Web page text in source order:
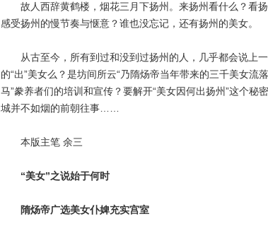
故人西辞黄鹤楼，烟花三月下扬州。来扬州看什么？看扬
感受扬州的慢节奏与惬意？谁也没忘记，还有扬州的美女。
从古至今，所有到过和没到过扬州的人，几乎都会说上
的“出”美女么？是坊间所云“乃隋炀帝当年带来的三千美女流
马”豢养者们的培训和宣传？要解开“美女因何出扬州”这个秘
城并不如烟的前朝往事……
本版主笔 余三
“美女”之说始于何时
隋炀帝广选美女仆婢充实宫室